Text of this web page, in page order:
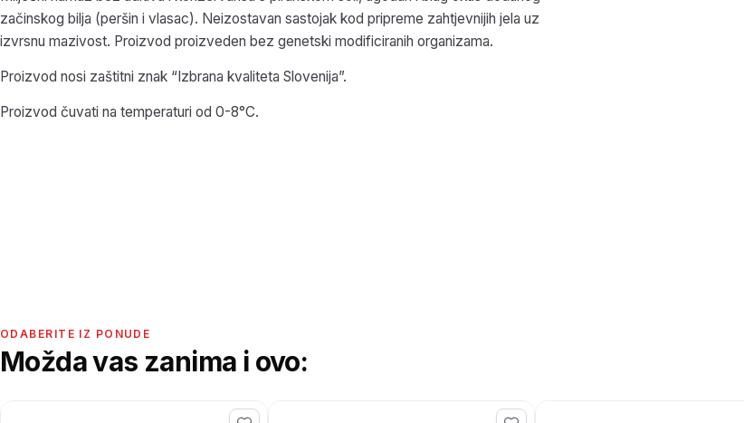
začinskog bilja (peršin i vlasac). Neizostavan sastojak kod pripreme zahtjevnijih jela uz
izvrsnu mazivost. Proizvod proizveden bez genetski modificiranih organizama.
Proizvod nosi zaštitni znak “Izbrana kvaliteta Slovenija”.
Proizvod čuvati na temperaturi od 0-8°C.
ODABERITE IZ PONUDE
Možda vas zanima i ovo: